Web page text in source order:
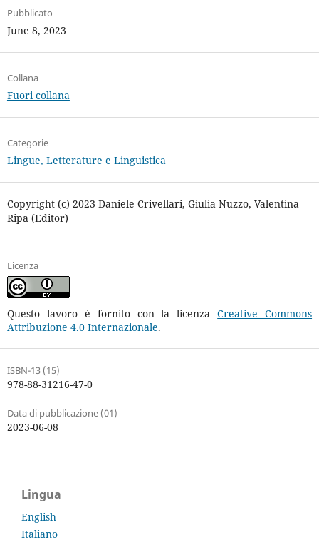
Pubblicato
June 8, 2023
Collana
Fuori collana
Categorie
Lingue, Letterature e Linguistica
Copyright (c) 2023 Daniele Crivellari, Giulia Nuzzo, Valentina
Ripa (Editor)
Licenza
Questo lavoro è fornito con la licenzaCreative Commons
Attribuzione 4.0 Internazionale.
ISBN-13 (15)
978-88-31216-47-0
Data di pubblicazione (01)
2023-06-08
Lingua
English
Italiano